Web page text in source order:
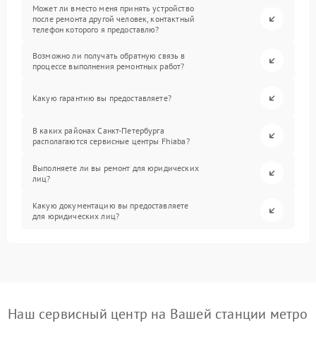
Может ли вместо меня принять устройство
после ремонта другой человек, контактный
телефон которого я предоставлю?
Возможно ли получать обратную связь в
процессе выполнения ремонтных работ?
Какую гарантию вы предоставляете?
В каких районах Санкт-Петербурга
располагаются сервисные центры Fhiaba?
Выполняете ли вы ремонт для юридических
лиц?
Какую документацию вы предоставляете
для юридических лиц?
Наш сервисный центр на Вашей станции метро